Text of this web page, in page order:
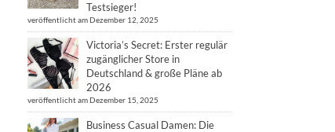
Testsieger!
veröffentlicht am Dezember 12, 2025
Victoria’s Secret: Erster regulär
zugänglicher Store in
Deutschland & große Pläne ab
2026
veröffentlicht am Dezember 15, 2025
Business Casual Damen: Die